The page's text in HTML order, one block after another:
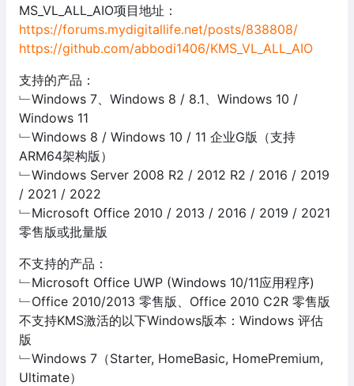
MS_VL_ALL_AIO项目地址：
https://forums.mydigitallife.net/posts/838808/
https://github.com/abbodi1406/KMS_VL_ALL_AIO
支持的产品：
﹂Windows 7、Windows 8 / 8.1、Windows 10 /
Windows 11
﹂Windows 8 / Windows 10 / 11 企业G版（支持
ARM64架构版）
﹂Windows Server 2008 R2 / 2012 R2 / 2016 / 2019
/ 2021 / 2022
﹂Microsoft Office 2010 / 2013 / 2016 / 2019 / 2021
零售版或批量版
不支持的产品：
﹂Microsoft Office UWP (Windows 10/11应用程序)
﹂Office 2010/2013 零售版、Office 2010 C2R 零售版
不支持KMS激活的以下Windows版本：Windows 评估
版
﹂Windows 7（Starter, HomeBasic, HomePremium,
Ultimate）